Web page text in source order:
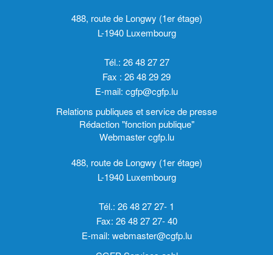
488, route de Longwy (1er étage)
L-1940 Luxembourg
Tél.: 26 48 27 27
Fax : 26 48 29 29
E-mail: cgfp@cgfp.lu
Relations publiques et service de presse
Rédaction "fonction publique"
Webmaster cgfp.lu
488, route de Longwy (1er étage)
L-1940 Luxembourg
Tél.: 26 48 27 27- 1
Fax: 26 48 27 27- 40
E-mail: webmaster@cgfp.lu